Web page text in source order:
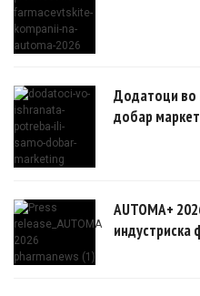
Додатоци во
добар
AUTOMA+
индустриска